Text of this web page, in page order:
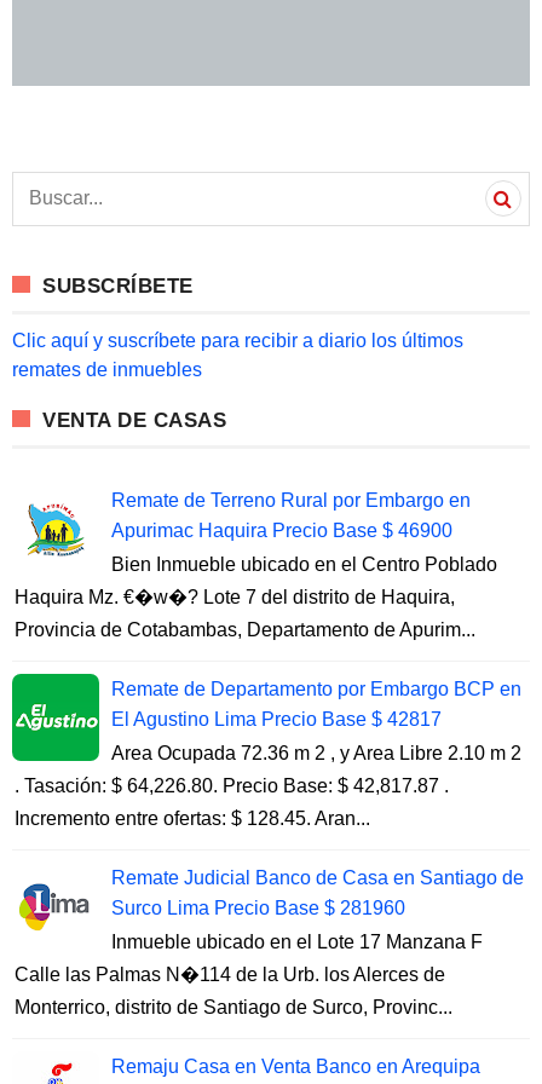
a
h
o
:
SUBSCRÍBETE
Clic aquí y suscríbete para recibir a diario los últimos
remates de inmuebles
VENTA DE CASAS
Remate de Terreno Rural por Embargo en
Apurimac Haquira Precio Base $ 46900
Bien Inmueble ubicado en el Centro Poblado
Haquira Mz. €�w�? Lote 7 del distrito de Haquira,
Provincia de Cotabambas, Departamento de Apurim...
Remate de Departamento por Embargo BCP en
El Agustino Lima Precio Base $ 42817
Area Ocupada 72.36 m 2 , y Area Libre 2.10 m 2
. Tasación: $ 64,226.80. Precio Base: $ 42,817.87 .
Incremento entre ofertas: $ 128.45. Aran...
Remate Judicial Banco de Casa en Santiago de
Surco Lima Precio Base $ 281960
Inmueble ubicado en el Lote 17 Manzana F
Calle las Palmas N�114 de la Urb. los Alerces de
Monterrico, distrito de Santiago de Surco, Provinc...
Remaju Casa en Venta Banco en Arequipa